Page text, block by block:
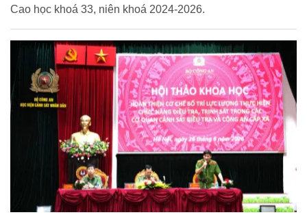
Cao học khoá 33, niên khoá 2024-2026.